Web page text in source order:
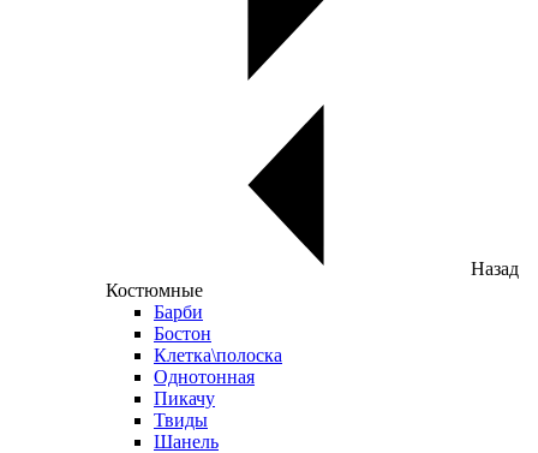
Назад
Костюмные
Барби
Бостон
Клетка\полоска
Однотонная
Пикачу
Твиды
Шанель